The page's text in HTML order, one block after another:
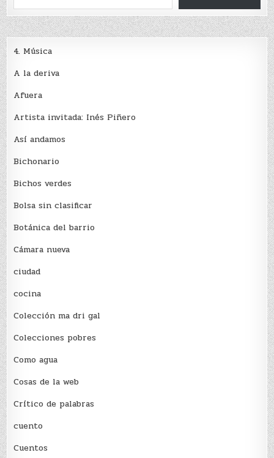
4. Música
A la deriva
Afuera
Artista invitada: Inés Piñero
Así andamos
Bichonario
Bichos verdes
Bolsa sin clasificar
Botánica del barrio
Cámara nueva
ciudad
cocina
Colección ma dri gal
Colecciones pobres
Como agua
Cosas de la web
Crítico de palabras
cuento
Cuentos